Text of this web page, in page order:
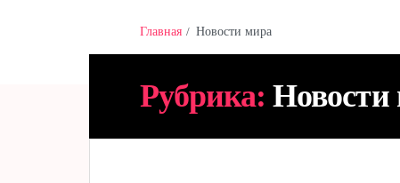
Hamster & Co
Главная Новости мира
Рубрика: Новости